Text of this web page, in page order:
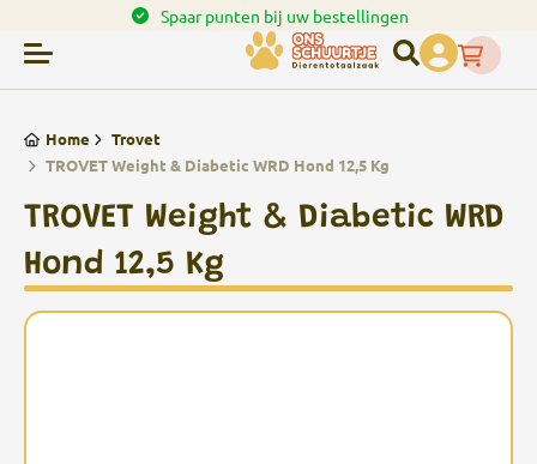
Spaar punten bij uw bestellingen
Home
Trovet
TROVET Weight & Diabetic WRD Hond 12,5 Kg
TROVET Weight & Diabetic WRD
Hond 12,5 Kg